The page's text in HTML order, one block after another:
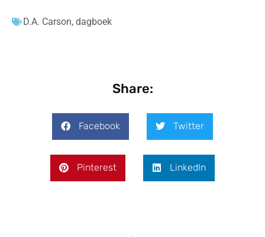
D.A. Carson, dagboek
Share:
Facebook Twitter
Pinterest LinkedIn